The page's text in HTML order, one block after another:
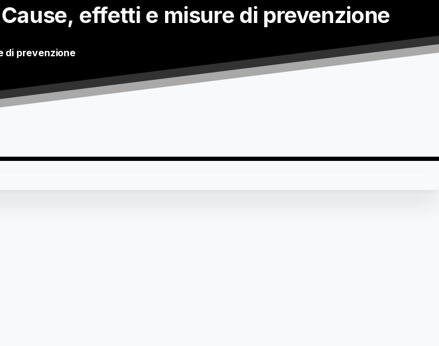
Cause, effetti e misure di prevenzione
di prevenzione